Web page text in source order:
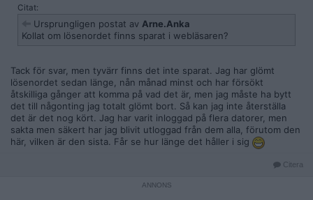
Citat:
Ursprungligen postat av Arne.Anka
Kollat om lösenordet finns sparat i webläsaren?
Tack för svar, men tyvärr finns det inte sparat. Jag har glömt
lösenordet sedan länge, nån månad minst och har försökt
åtskilliga gånger att komma på vad det är, men jag måste ha bytt
det till någonting jag totalt glömt bort. Så kan jag inte återställa
det är det nog kört. Jag har varit inloggad på flera datorer, men
sakta men säkert har jag blivit utloggad från dem alla, förutom den
här, vilken är den sista. Får se hur länge det håller i sig
Citera